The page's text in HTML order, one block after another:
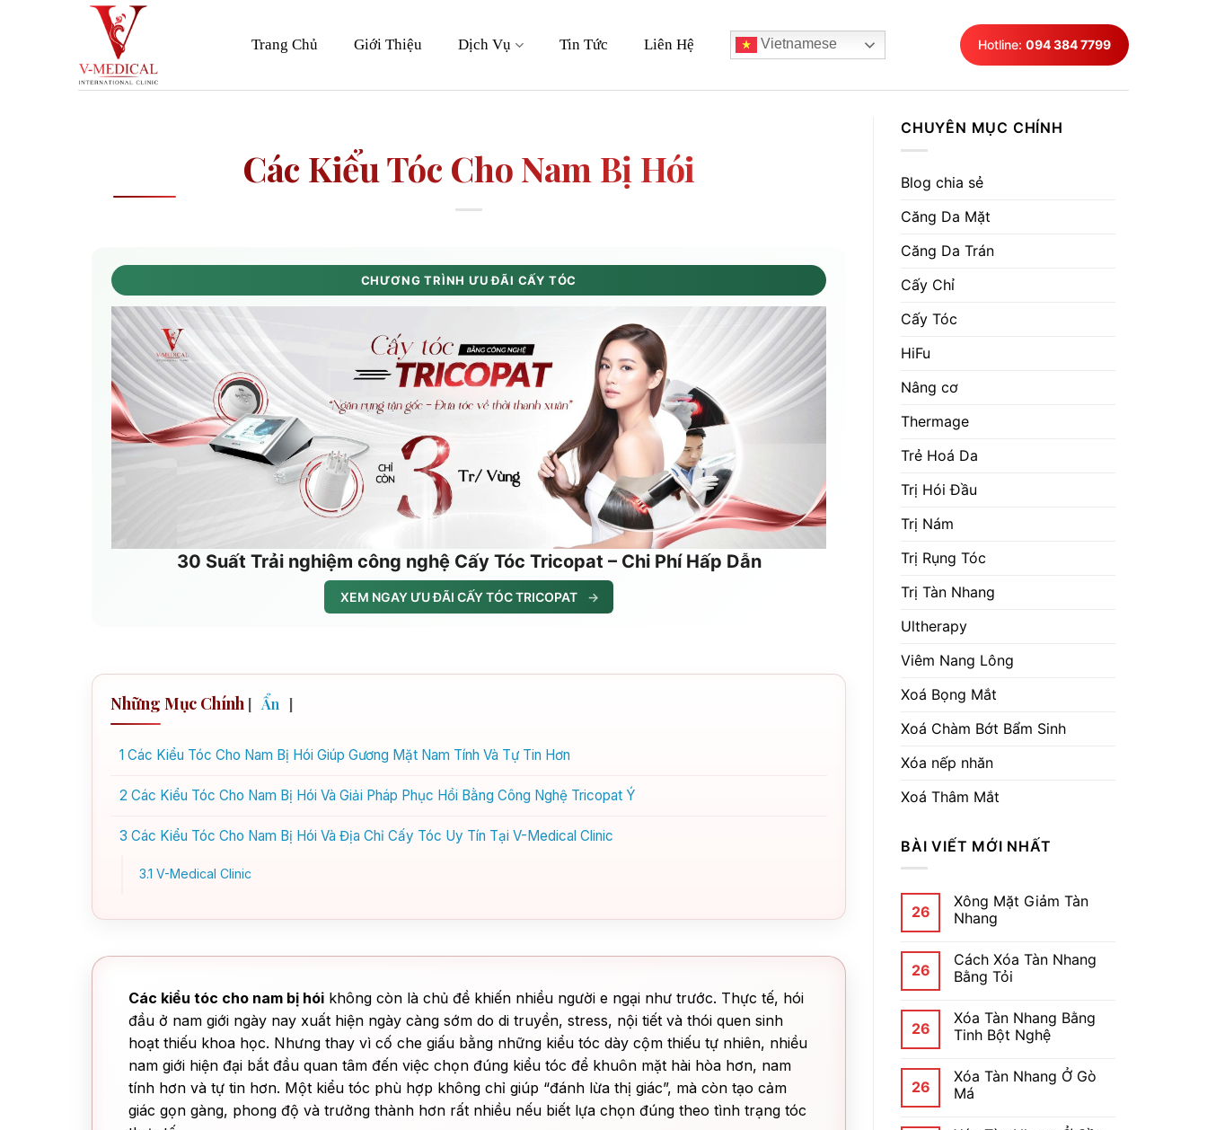
Trang Chủ Giới Thiệu Dịch Vụ Tin Tức Liên Hệ Vietnamese Hotline: 094 384 7799
Các Kiểu Tóc Cho Nam Bị Hói
CHƯƠNG TRÌNH ƯU ĐÃI CẤY TÓC
30 Suất Trải nghiệm công nghệ Cấy Tóc Tricopat – Chi Phí Hấp Dẫn
XEM NGAY ƯU ĐÃI CẤY TÓC TRICOPAT →
Những Mục Chính [ Ẩn ]
1 Các Kiểu Tóc Cho Nam Bị Hói Giúp Gương Mặt Nam Tính Và Tự Tin Hơn
2 Các Kiểu Tóc Cho Nam Bị Hói Và Giải Pháp Phục Hồi Bằng Công Nghệ Tricopat Ý
3 Các Kiểu Tóc Cho Nam Bị Hói Và Địa Chỉ Cấy Tóc Uy Tín Tại V-Medical Clinic
3.1 V-Medical Clinic
Các kiểu tóc cho nam bị hói không còn là chủ đề khiến nhiều người e ngại như trước. Thực tế, hói
đầu ở nam giới ngày nay xuất hiện ngày càng sớm do di truyền, stress, nội tiết và thói quen sinh
hoạt thiếu khoa học. Nhưng thay vì cố che giấu bằng những kiểu tóc dày cộm thiếu tự nhiên, nhiều
nam giới hiện đại bắt đầu quan tâm đến việc chọn đúng kiểu tóc để khuôn mặt hài hòa hơn, nam
tính hơn và tự tin hơn. Một kiểu tóc phù hợp không chỉ giúp “đánh lừa thị giác”, mà còn tạo cảm
giác gọn gàng, phong độ và trưởng thành hơn rất nhiều nếu biết lựa chọn đúng theo tình trạng tóc
CHUYÊN MỤC CHÍNH
Blog chia sẻ
Căng Da Mặt
Căng Da Trán
Cấy Chỉ
Cấy Tóc
HiFu
Nâng cơ
Thermage
Trẻ Hoá Da
Trị Hói Đầu
Trị Nám
Trị Rụng Tóc
Trị Tàn Nhang
Ultherapy
Viêm Nang Lông
Xoá Bọng Mắt
Xoá Chàm Bớt Bẩm Sinh
Xóa nếp nhăn
Xoá Thâm Mắt
BÀI VIẾT MỚI NHẤT
26
Xông Mặt Giảm Tàn
Nhang
26
Cách Xóa Tàn Nhang
Bằng Tỏi
26
Xóa Tàn Nhang Bằng
Tinh Bột Nghệ
26
Xóa Tàn Nhang Ở Gò
Má